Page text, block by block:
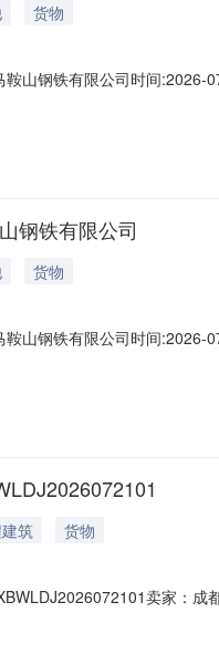
货物
山钢铁有限公司时间
保证金：￥1,700.00元竞价
钢铁有限公司
货物
山钢铁有限公司时间
证金：￥500.00元竞价保
筑
货物
卖家：
品的特殊性，可能存在与